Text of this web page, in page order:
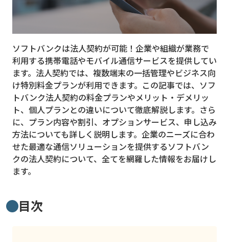
5G
クラウド
M2M
VPN
スマート〇〇
スマート農業
ドローン
ロボット
スマート物流
DX
ソフトバンクは法人契約が可能！企業や組織が業務で
利用する携帯電話やモバイル通信サービスを提供してい
ます。法人契約では、複数端末の一括管理やビジネス向
け特別料金プランが利用できます。この記事では、ソフ
トバンク法人契約の料金プランやメリット・デメリッ
ト、個人プランとの違いについて徹底解説します。さら
に、プラン内容や割引、オプションサービス、申し込み
方法についても詳しく説明します。企業のニーズに合わ
せた最適な通信ソリューションを提供するソフトバン
クの法人契約について、全てを網羅した情報をお届けし
ます。
目次